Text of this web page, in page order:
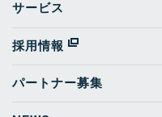
サービス
採用情報
パートナー募集